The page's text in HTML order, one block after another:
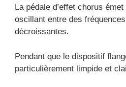
La pédale d’effet chorus
oscillant entre des
décroissantes.
Pendant que le dispositif
particulièrement limpide et